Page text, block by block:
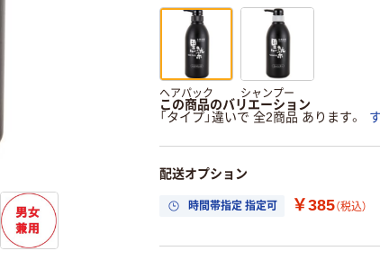
ヘアパック シャンプー
この商品のバリエーション
「タイプ」違いで 全2商品 あります。
配送オプション
時間帯指定 指定可 ￥385（税込）